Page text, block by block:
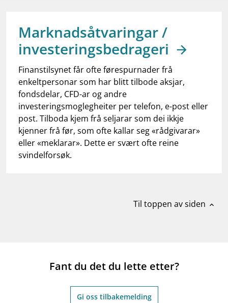
dashboardInformasjon for investorer
notifications_noneAbonner på nyhetsvarsel
Marknadsåtvaringar /
investeringsbedrageri
Finanstilsynet får ofte førespurnader frå
enkeltpersonar som har blitt tilbode aksjar,
fondsdelar, CFD-ar og andre
investeringsmoglegheiter per telefon, e-post eller
post. Tilboda kjem frå seljarar som dei ikkje
kjenner frå før, som ofte kallar seg «rådgivarar»
eller «meklarar». Dette er svært ofte reine
svindelforsøk.
Til toppen av siden expand_less
Fant du det du lette etter?
Gi oss tilbakemelding